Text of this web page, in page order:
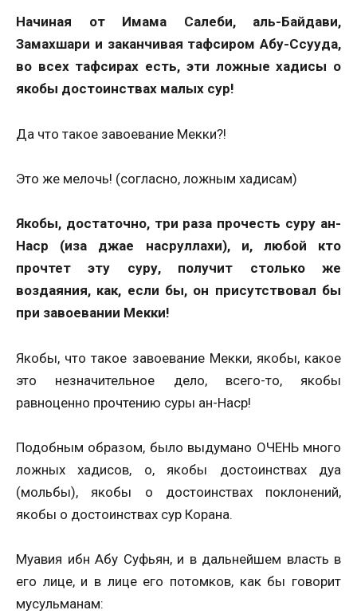
Начиная от Имама Салеби, аль-Байдави,
Замахшари и заканчивая тафсиром Абу-Ссууда,
во всех тафсирах есть, эти ложные хадисы о
якобы достоинствах малых сур!
Да что такое завоевание Мекки?!
Это же мелочь! (согласно, ложным хадисам)
Якобы, достаточно, три раза прочесть суру ан-
Наср (иза джае насруллахи), и, любой кто
прочтет эту суру, получит столько же
воздаяния, как, если бы, он присутствовал бы
при завоевании Мекки!
Якобы, что такое завоевание Мекки, якобы, какое
это незначительное дело, всего-то, якобы
равноценно прочтению суры ан-Наср!
Подобным образом, было выдумано ОЧЕНЬ много
ложных хадисов, о, якобы достоинствах дуа
(мольбы), якобы о достоинствах поклонений,
якобы о достоинствах сур Корана.
Муавия ибн Абу Суфьян, и в дальнейшем власть в
его лице, и в лице его потомков, как бы говорит
мусульманам: